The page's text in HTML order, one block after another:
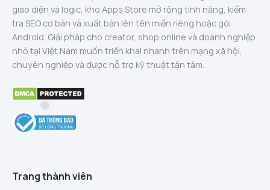
giao diện và logic, kho Apps Store mở rộng tính năng, kiểm
tra SEO cơ bản và xuất bản lên tên miền riêng hoặc gói
Android. Giải pháp cho creator, shop online và doanh nghiệp
nhỏ tại Việt Nam muốn triển khai nhanh trên mạng xã hội,
chuyên nghiệp và được hỗ trợ kỹ thuật tận tâm.
Trang thành viên